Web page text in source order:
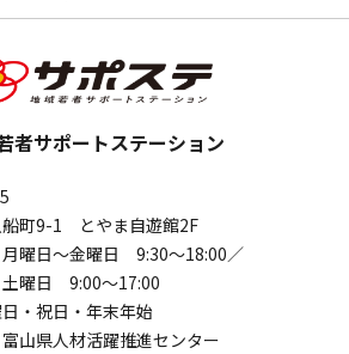
者サポートステーション
船町9-1 とやま自遊館2F
月曜日～金曜日 9:30～18:00／
土曜日 9:00～17:00
・祝日・年末年始
富山県人材活躍推進センター